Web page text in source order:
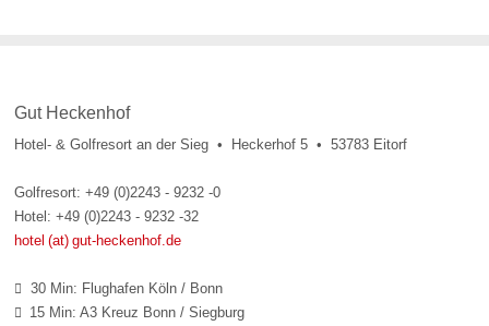
Gut Heckenhof
Hotel- & Golfresort an der Sieg • Heckerhof 5 • 53783 Eitorf
Golfresort: +49 (0)2243 - 9232 -0
Hotel: +49 (0)2243 - 9232 -32
hotel (at) gut-heckenhof.de
 30 Min: Flughafen Köln / Bonn
 15 Min: A3 Kreuz Bonn / Siegburg